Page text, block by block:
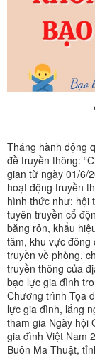
Tháng hành động
đề truyền thông:
gian từ ngày 01/6/
hoạt động truyền
hình thức như: hội
tuyên truyền cổ
băng rôn, khẩu
tâm, khu vực đông
truyền về phòng,
truyền thông của
bạo lực gia đình
Chương trình Tọa
lực gia đình, lắng
tham gia Ngày hội
gia đình Việt Nam
Buôn Ma Thuật,